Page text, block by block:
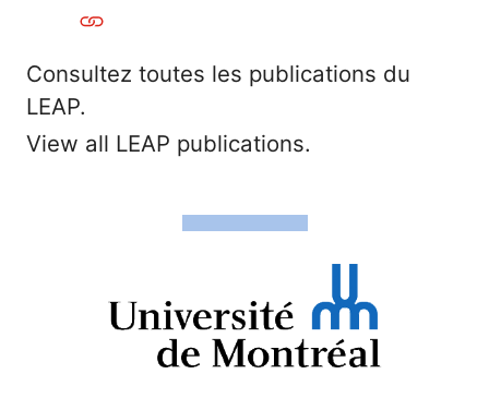
Consultez toutes les publications du
LEAP.
View all LEAP publications.